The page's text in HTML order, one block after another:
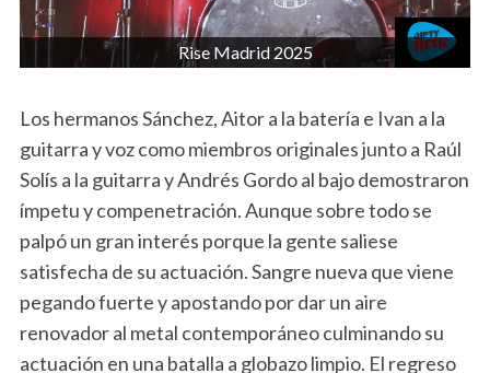
Rise Madrid 2025
Los hermanos Sánchez, Aitor a la batería e Ivan a la
guitarra y voz como miembros originales junto a Raúl
Solís a la guitarra y Andrés Gordo al bajo demostraron
ímpetu y compenetración. Aunque sobre todo se
palpó un gran interés porque la gente saliese
satisfecha de su actuación. Sangre nueva que viene
pegando fuerte y apostando por dar un aire
renovador al metal contemporáneo culminando su
actuación en una batalla a globazo limpio. El regreso